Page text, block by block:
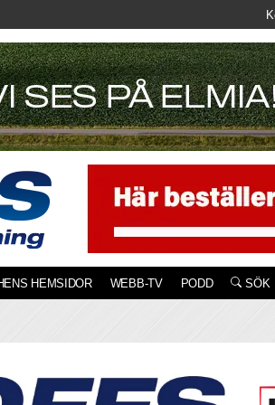
HEMSIDOR WEBB-TV PODD SÖK